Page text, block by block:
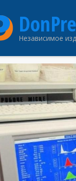
Независимое